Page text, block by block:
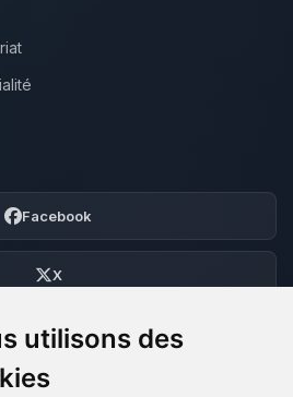
utilisons des
Facebook
X
Discord
Forum